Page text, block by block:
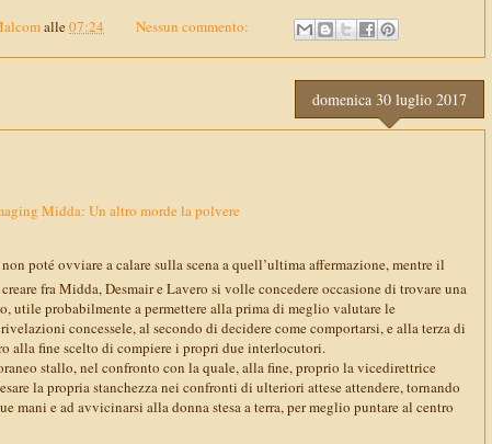
alle 07:24 Nessun commento:
domenica 30 luglio 2017
Midda: Un altro morde la polvere
poté ovviare a calare sulla scena a quell’ultima affermazione, mentre il
fra Midda, Desmair e Lavero si volle concedere occasione di trovare una
utile probabilmente a permettere alla prima di meglio valutare le
concessele, al secondo di decidere come comportarsi, e alla terza di
alla fine scelto di compiere i propri due interlocutori.
stallo, nel confronto con la quale, alla fine, proprio la vicedirettrice
la propria stanchezza nei confronti di ulteriori attese attendere, tornando
mani e ad avvicinarsi alla donna stesa a terra, per meglio puntare al centro